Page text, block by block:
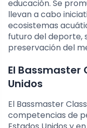
educación. Se
llevan a cabo
ecosistemas
futuro del deporte,
preservación del
El Bassmaster
Unidos
El Bassmaster
competencias de